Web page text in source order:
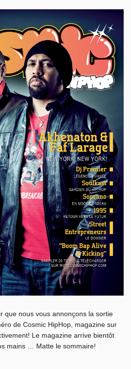
que nous vous annonçons la sortie
de Cosmic HipHop, magazine sur
Le magazine arrive bientôt
mains … Matte le sommaire!